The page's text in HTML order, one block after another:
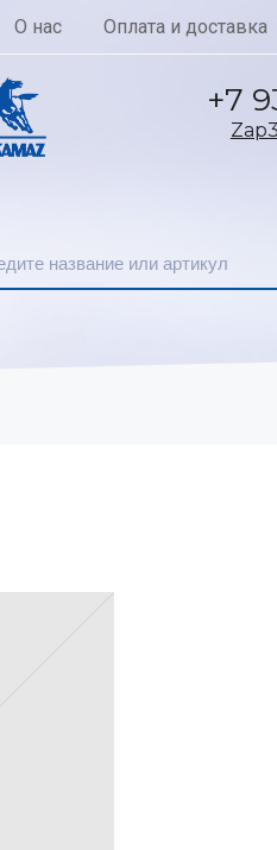
О нас Оплата и доставка
+7